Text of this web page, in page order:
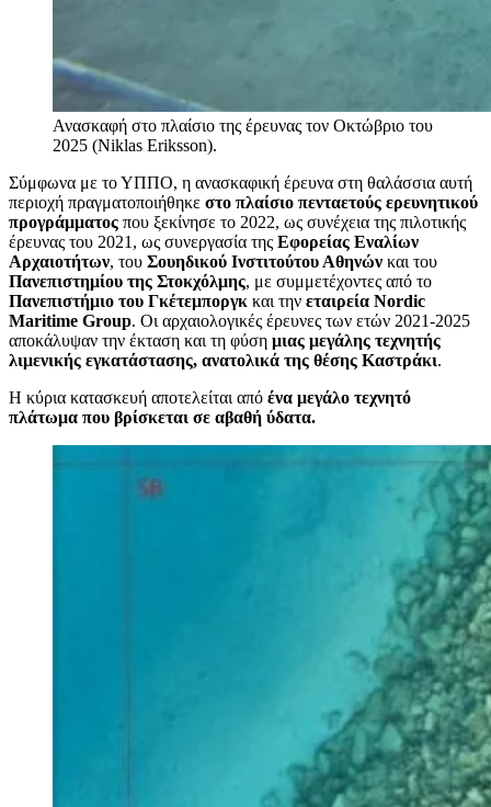
Ανασκαφή στο πλαίσιο της έρευνας τον Οκτώβριο του
2025 (Niklas Eriksson).
Σύμφωνα με το ΥΠΠΟ, η ανασκαφική έρευνα στη θαλάσσια αυτή
περιοχή πραγματοποιήθηκε στο πλαίσιο πενταετούς ερευνητικού
προγράμματος που ξεκίνησε το 2022, ως συνέχεια της πιλοτικής
έρευνας του 2021, ως συνεργασία της Εφορείας Εναλίων
Αρχαιοτήτων, του Σουηδικού Ινστιτούτου Αθηνών και του
Πανεπιστημίου της Στοκχόλμης, με συμμετέχοντες από το
Πανεπιστήμιο του Γκέτεμποργκ και την εταιρεία Nordic
Maritime Group. Οι αρχαιολογικές έρευνες των ετών 2021-2025
αποκάλυψαν την έκταση και τη φύση μιας μεγάλης τεχνητής
λιμενικής εγκατάστασης, ανατολικά της θέσης Καστράκι.
Η κύρια κατασκευή αποτελείται από ένα μεγάλο τεχνητό
πλάτωμα που βρίσκεται σε αβαθή ύδατα.